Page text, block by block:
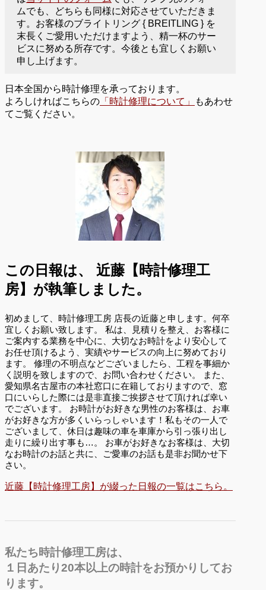
ムでも、どちらも同様に対応させていただきま
す。お客様のブライトリング { BREITLING } を
末長くご愛用いただけますよう、精一杯のサー
ビスに努める所存です。今後とも宜しくお願い
申し上げます。
日本全国から時計修理を承っております。
よろしければこちらの 「時計修理について」
もあわせ
てご覧ください。
この日報は、
近藤【時計修理工
房】が執筆しました。
初めまして、時計修理工房 店長の近藤と申します。何卒
宜しくお願い致します。 私は、見積りを整え、お客様に
ご案内する業務を中心に、大切なお時計をより安心して
お任せ頂けるよう、実績やサービスの向上に努めており
ます。 修理の不明点などございましたら、工程を事細か
く説明を致しますので、お問い合わせください。 また、
愛知県名古屋市の本社窓口に在籍しておりますので、窓
口にいらした際には是非直接ご挨拶させて頂ければ幸い
でございます。 お時計がお好きな男性のお客様は、お車
がお好きな方が多くいらっしゃいます！私もその一人で
ございまして、休日は趣味の車を車庫から引っ張り出し
走りに繰り出す事も…。 お車がお好きなお客様は、大切
なお時計のお話と共に、ご愛車のお話も是非お聞かせ下
さい。
近藤【時計修理工房】が綴った日報の一覧はこちら。
私たち時計修理工房は、
１日あたり20本以上の時計をお預かりしてお
ります。